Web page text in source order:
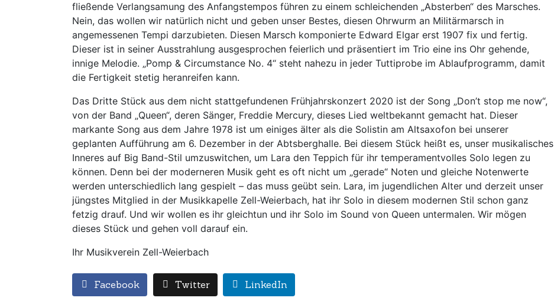
fließende Verlangsamung des Anfangstempos führen zu einem schleichenden „Absterben“ des Marsches.
Nein, das wollen wir natürlich nicht und geben unser Bestes, diesen Ohrwurm an Militärmarsch in
angemessenen Tempi darzubieten. Diesen Marsch komponierte Edward Elgar erst 1907 fix und fertig.
Dieser ist in seiner Ausstrahlung ausgesprochen feierlich und präsentiert im Trio eine ins Ohr gehende,
innige Melodie. „Pomp & Circumstance No. 4“ steht nahezu in jeder Tuttiprobe im Ablaufprogramm, damit
die Fertigkeit stetig heranreifen kann.
Das Dritte Stück aus dem nicht stattgefundenen Frühjahrskonzert 2020 ist der Song „Don’t stop me now“,
von der Band „Queen“, deren Sänger, Freddie Mercury, dieses Lied weltbekannt gemacht hat. Dieser
markante Song aus dem Jahre 1978 ist um einiges älter als die Solistin am Altsaxofon bei unserer
geplanten Aufführung am 6. Dezember in der Abtsberghalle. Bei diesem Stück heißt es, unser musikalisches
Inneres auf Big Band-Stil umzuswitchen, um Lara den Teppich für ihr temperamentvolles Solo legen zu
können. Denn bei der moderneren Musik geht es oft nicht um „gerade“ Noten und gleiche Notenwerte
werden unterschiedlich lang gespielt – das muss geübt sein. Lara, im jugendlichen Alter und derzeit unser
jüngstes Mitglied in der Musikkapelle Zell-Weierbach, hat ihr Solo in diesem modernen Stil schon ganz
fetzig drauf. Und wir wollen es ihr gleichtun und ihr Solo im Sound von Queen untermalen. Wir mögen
dieses Stück und gehen voll darauf ein.
Ihr Musikverein Zell-Weierbach
Facebook Twitter LinkedIn